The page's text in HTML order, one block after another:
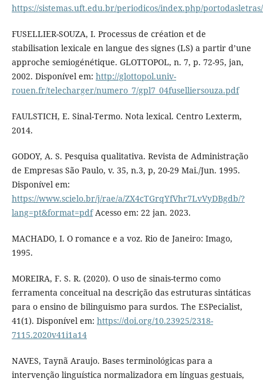
https://sistemas.uft.edu.br/periodicos/index.php/
FUSELLIER-SOUZA, I. Processus de création et de
stabilisation lexicale en langue des signes (LS) a partir d’une
approche semiogénétique. GLOTTOPOL, n. 7, p. 72-95, jan,
2002. Disponível em: http://glottopol.univ-
rouen.fr/telecharger/numero_7/gpl7_04fuselliersouza.pdf
FAULSTICH, E. Sinal-Termo. Nota lexical. Centro Lexterm,
2014.
GODOY, A. S. Pesquisa qualitativa. Revista de Administração
de Empresas São Paulo, v. 35, n.3, p, 20-29 Mai./Jun. 1995.
Disponível em:
https://www.scielo.br/j/rae/a/ZX4cTGrqYfVhr7LvVyDBgdb/?
lang=pt&format=pdfAcesso em: 22 jan. 2023.
MACHADO, I. O romance e a voz. Rio de Janeiro: Imago,
1995.
MOREIRA, F. S. R. (2020). O uso de sinais-termo como
ferramenta conceitual na descrição das estruturas sintáticas
para o ensino de bilinguismo para surdos. The ESPecialist,
41(1). Disponível em: https://doi.org/10.23925/2318-
7115.2020v41i1a14
NAVES, Taynã Araujo. Bases terminológicas para a
intervenção linguística normalizadora em línguas gestuais,